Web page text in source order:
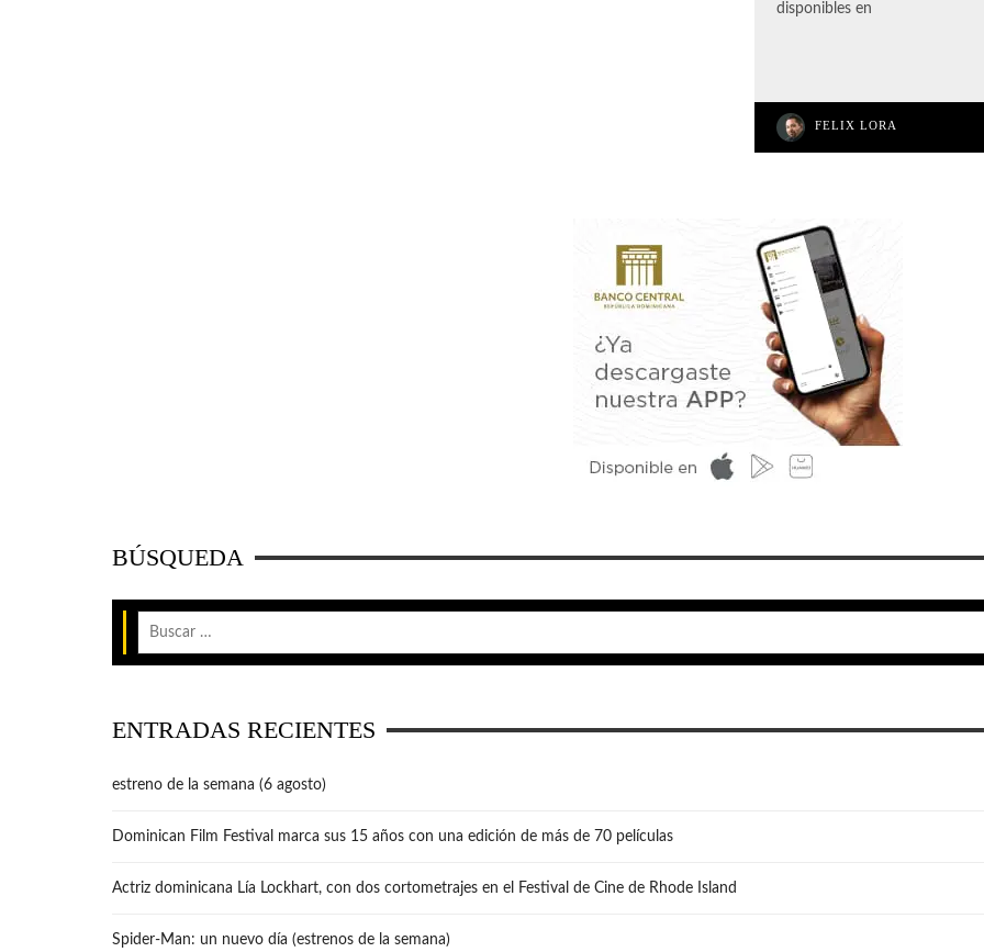
disponibles en
FELIX LORA
BÚSQUEDA
ENTRADAS RECIENTES
estreno de la semana (6 agosto)
Dominican Film Festival marca sus 15 años con una edición de más de 70 películas
Actriz dominicana Lía Lockhart, con dos cortometrajes en el Festival de Cine de Rhode Island
Spider-Man: un nuevo día (estrenos de la semana)